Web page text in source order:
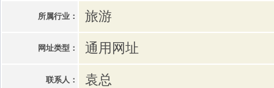
所属行业： 旅游
网址类型： 通用网址
联系人： 袁总